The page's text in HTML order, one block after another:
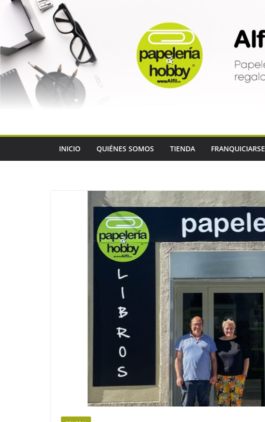
Saltar
contenido
INICIO QUIÉNES SOMOS TIENDA FRANQUICIARSE